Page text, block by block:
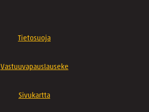
Tietosuoja
Vastuuvapauslauseke
Sivukartta